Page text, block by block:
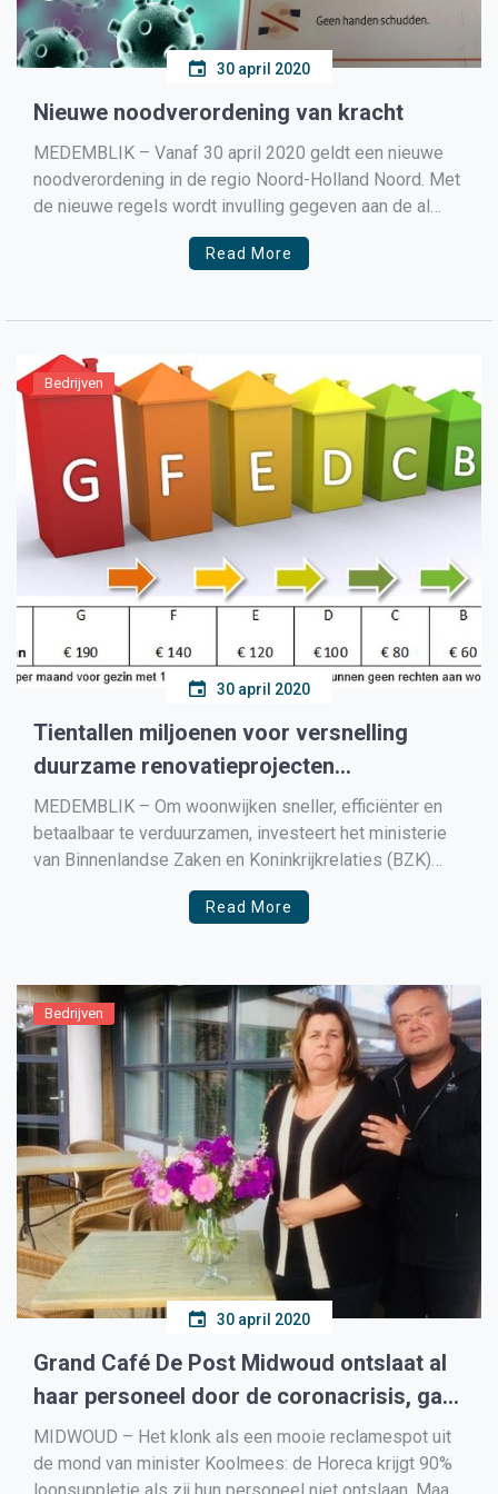
30 april 2020
Nieuwe noodverordening van kracht
MEDEMBLIK – Vanaf 30 april 2020 geldt een nieuwe
noodverordening in de regio Noord-Holland Noord. Met
de nieuwe regels wordt invulling gegeven aan de al
eerder door het kabinet aangekondigde maatregelen.
Lees de hele noodverordening hier(PDF) Wat is
Read More
Bedrijven
30 april 2020
Tientallen miljoenen voor versnelling
duurzame renovatieprojecten
huurwoningen
MEDEMBLIK – Om woonwijken sneller, efficiënter en
betaalbaar te verduurzamen, investeert het ministerie
van Binnenlandse Zaken en Koninkrijkrelaties (BZK)
100 miljoen in de Renovatieversneller. De regeling
moet ervoor zorgen dat het tempo van het
Read More
Bedrijven
30 april 2020
Grand Café De Post Midwoud ontslaat al
haar personeel door de coronacrisis, gaat
verder op oproepbasis
MIDWOUD – Het klonk als een mooie reclamespot uit
de mond van minister Koolmees: de Horeca krijgt 90%